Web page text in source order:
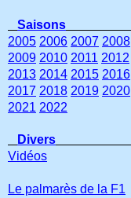
Saisons
2005 2006 2007 2008
2009 2010 2011 2012
2013 2014 2015 2016
2017 2018 2019 2020
2021 2022
Divers
Vidéos
Le palmarès de la F1